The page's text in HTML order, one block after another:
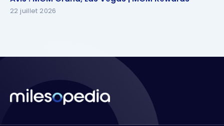
22 juillet 2026